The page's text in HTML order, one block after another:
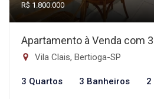
R$ 1.800.000
Apartamento à Venda com
Vila Clais, Bertioga-SP
3 Quartos 3 Banheiros 2